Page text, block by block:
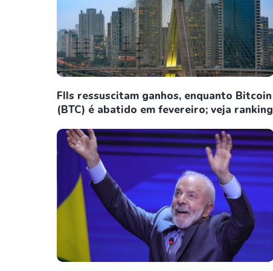
FIIs ressuscitam ganhos, enquanto Bitcoin
(BTC) é abatido em fevereiro; veja ranking